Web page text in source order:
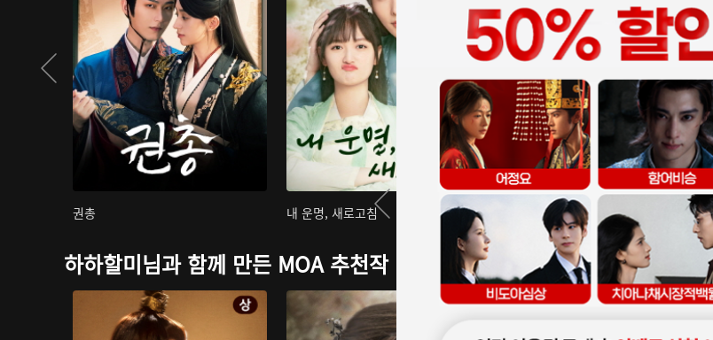
권총 내 운명, 새로고침
하하할미님과 함께 만든 MOA 추천작